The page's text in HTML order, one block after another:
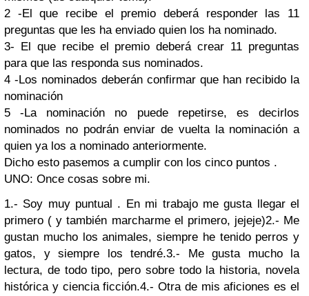
2 -El que recibe el premio deberá responder las 11
preguntas que les ha enviado quien los ha nominado.
3- El que recibe el premio deberá crear 11 preguntas
para que las responda sus nominados.
4 -Los nominados deberán confirmar que han recibido la
nominación
5 -La nominación no puede repetirse, es decirlos
nominados no podrán enviar de vuelta la nominación a
quien ya los a nominado anteriormente.
Dicho esto pasemos a cumplir con los cinco puntos .
UNO: Once cosas sobre mi.
1.- Soy muy puntual . En mi trabajo me gusta llegar el
primero ( y también marcharme el primero, jejeje)2.- Me
gustan mucho los animales, siempre he tenido perros y
gatos, y siempre los tendré.3.- Me gusta mucho la
lectura, de todo tipo, pero sobre todo la historia, novela
histórica y ciencia ficción.4.- Otra de mis aficiones es el